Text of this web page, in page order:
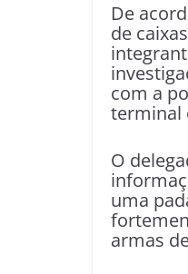
De
de
com a
terminal
O
uma
armas